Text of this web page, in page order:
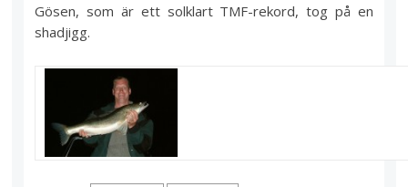
Gösen, som är ett solklart TMF-rekord, tog på en
shadjigg.